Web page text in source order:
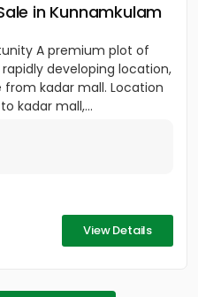
in Kunnamkulam
A premium plot of
developing location,
kadar mall. Location
kadar mall,...
View Details